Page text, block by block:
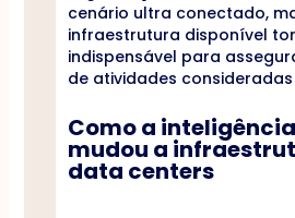
cenário ultra conectado,
infraestrutura disponível
indispensável para
de atividades
Como a
mudou a
data centers